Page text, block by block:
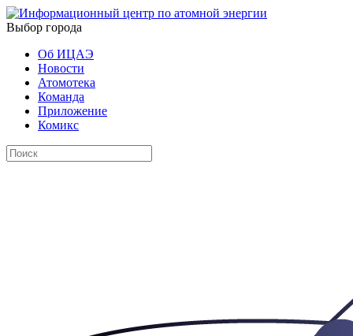
Выбор города
Об ИЦАЭ
Новости
Атомотека
Команда
Приложение
Комикс